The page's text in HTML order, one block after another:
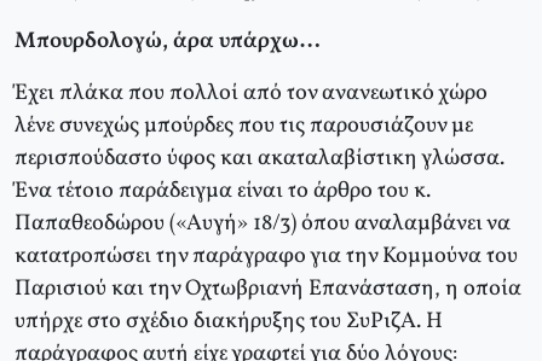
Μπουρδολογώ, άρα υπάρχω…
Έχει πλάκα που πολλοί από τον ανανεωτικό χώρο
λένε συνεχώς μπούρδες που τις παρουσιάζουν με
περισπούδαστο ύφος και ακαταλαβίστικη γλώσσα.
Ένα τέτοιο παράδειγμα είναι το άρθρο του κ.
Παπαθεοδώρου («Αυγή» 18/3) όπου αναλαμβάνει να
κατατροπώσει την παράγραφο για την Κομμούνα του
Παρισιού και την Οχτωβριανή Επανάσταση, η οποία
υπήρχε στο σχέδιο διακήρυξης του ΣυΡιζΑ. Η
παράγραφος αυτή είχε γραφτεί για δύο λόγους: